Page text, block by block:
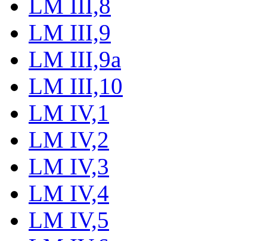
LM III,8
LM III,9
LM III,9a
LM III,10
LM IV,1
LM IV,2
LM IV,3
LM IV,4
LM IV,5